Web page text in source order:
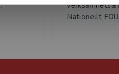
Nationellt